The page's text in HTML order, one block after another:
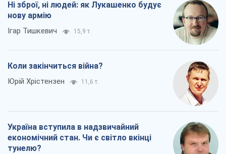
Ні зброї, ні людей: як Лукашенко будує
нову армію
Ігар Тишкевич 15,9 т.
Коли закінчиться війна?
Юрій Хрістензен 11,6 т.
Україна вступила в надзвичайний
економічний стан. Чи є світло вкінці
тунелю?